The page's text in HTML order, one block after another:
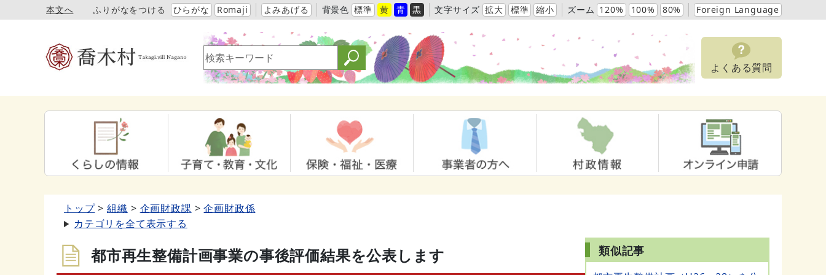
本文へ ふりがなをつける ひらがな Romaji よみあげる 背景色 標準 黄 青 黒 文字サイズ 拡大 標準 縮小 ズーム 120% 100% 80% Foreign Language
よくある質問
トップ 組織 企画財政課
企画財政係
カテゴリを全て表示する
都市再生整備計画事業の事後評価結果を公表します 類似記事